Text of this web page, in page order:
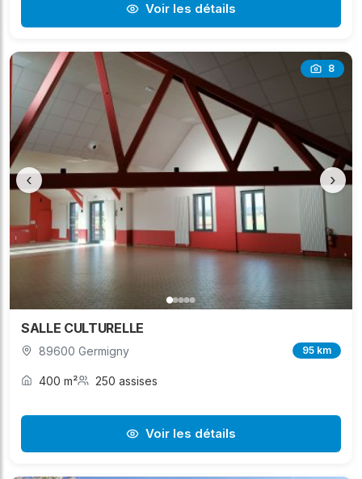
Voir les détails
8
‹ ›
SALLE CULTURELLE
89600 Germigny 95 km
400 m² 250 assises
Voir les détails